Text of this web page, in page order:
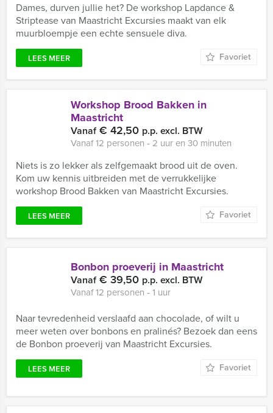
Dames, durven jullie het? De workshop Lapdance &
Striptease van Maastricht Excursies maakt van elk
muurbloempje een echte sensuele diva.
LEES MEER Favoriet
Workshop Brood Bakken in
Maastricht
Vanaf€ 42,50 p.p. excl. BTW
Vanaf 12 personen ‐ 2 uur en 30 minuten
Niets is zo lekker als zelfgemaakt brood uit de oven.
Kom uw kennis uitbreiden met de verrukkelijke
workshop Brood Bakken van Maastricht Excursies.
LEES MEER Favoriet
Bonbon proeverij in Maastricht
Vanaf€ 39,50 p.p. excl. BTW
Vanaf 12 personen ‐ 1 uur
Naar tevredenheid verslaafd aan chocolade, of wilt u
meer weten over bonbons en pralinés? Bezoek dan eens
de Bonbon proeverij van Maastricht Excursies.
LEES MEER Favoriet